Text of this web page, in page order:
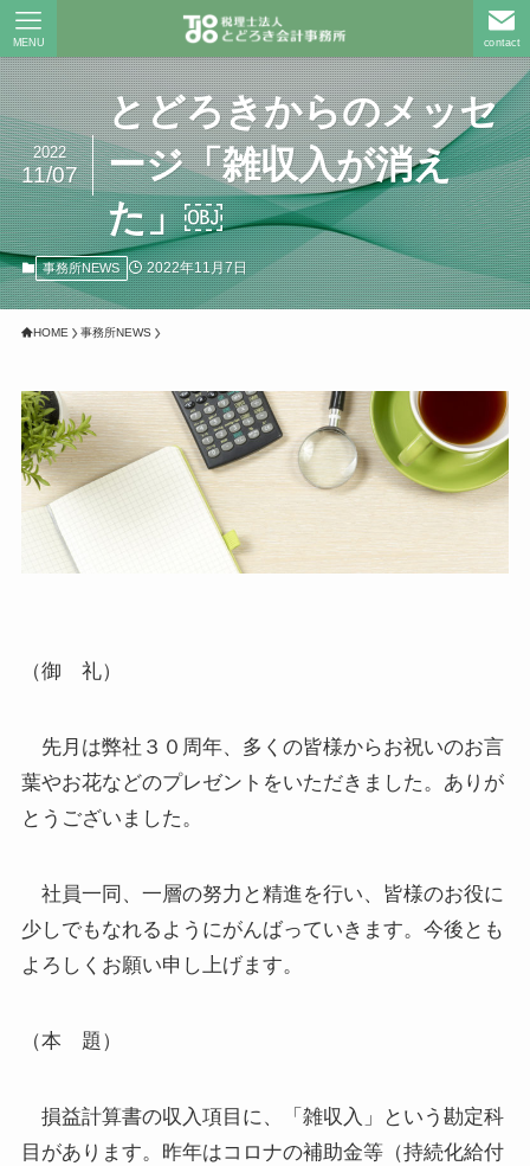
contact
MENU
とどろきからのメッセ
ージ「雑収入が消え
た」￼
2022
11/07
事務所NEWS 2022年11月7日
HOME 事務所NEWS
（御 礼）
先月は弊社３０周年、多くの皆様からお祝いのお言
葉やお花などのプレゼントをいただきました。ありが
とうございました。
社員一同、一層の努力と精進を行い、皆様のお役に
少しでもなれるようにがんばっていきます。今後とも
よろしくお願い申し上げます。
（本 題）
損益計算書の収入項目に、「雑収入」という勘定科
目があります。昨年はコロナの補助金等（持続化給付